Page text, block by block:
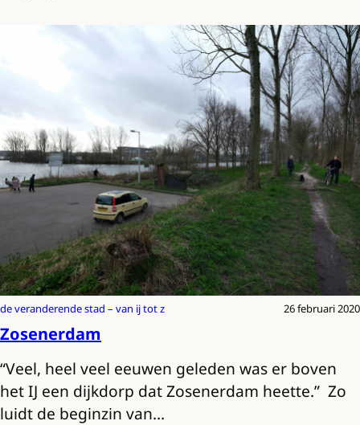
de veranderende stad – van ij tot z 26 februari 2020
Zosenerdam
“Veel, heel veel eeuwen geleden was er boven
het IJ een dijkdorp dat Zosenerdam heette.” Zo
luidt de beginzin van…